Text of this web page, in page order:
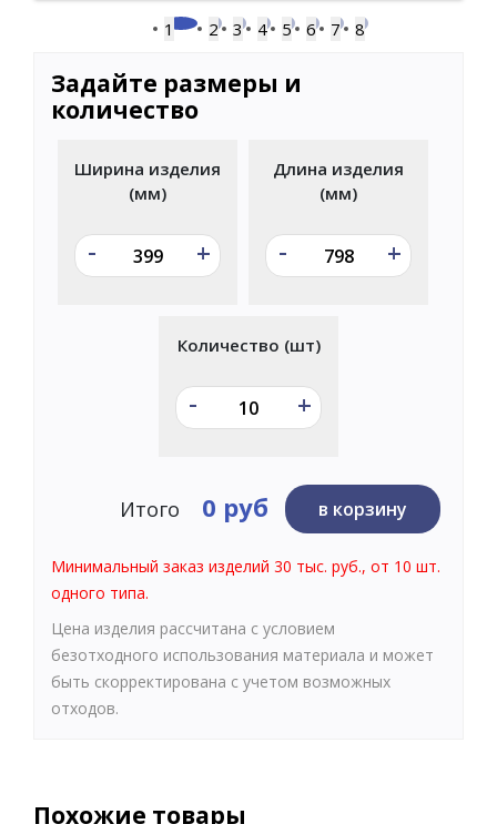
1 2 3 4 5 6 7 8
Задайте размеры и
количество
Ширина изделия
(мм)
- +
Длина изделия
(мм)
- +
Количество (шт)
- +
Итого 0 руб в корзину
Минимальный заказ изделий 30 тыс. руб., от 10 шт.
одного типа.
Цена изделия рассчитана с условием
безотходного использования материала и может
быть скорректирована с учетом возможных
отходов.
Похожие товары